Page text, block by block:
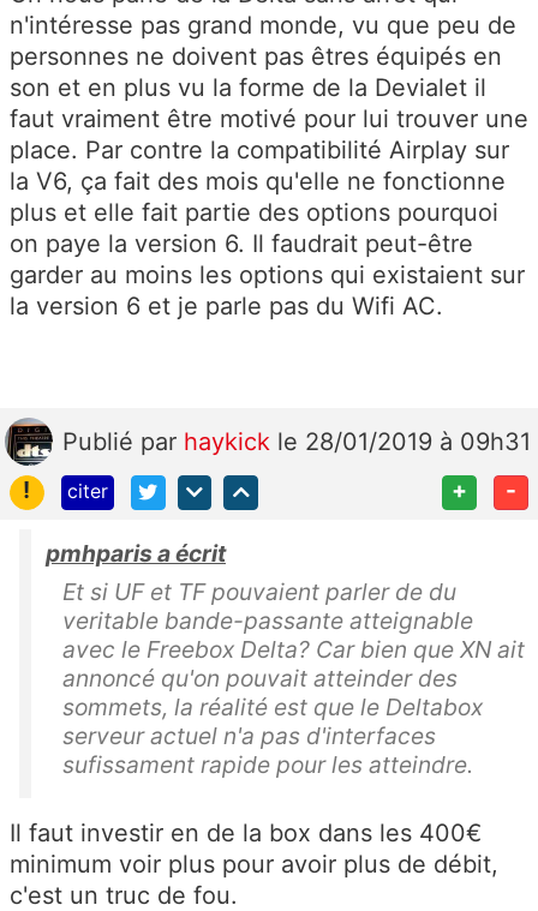
n'intéresse pas grand monde, vu que peu de
personnes ne doivent pas êtres équipés en
son et en plus vu la forme de la Devialet il
faut vraiment être motivé pour lui trouver une
place. Par contre la compatibilité Airplay sur
la V6, ça fait des mois qu'elle ne fonctionne
plus et elle fait partie des options pourquoi
on paye la version 6. Il faudrait peut-être
garder au moins les options qui existaient sur
la version 6 et je parle pas du Wifi AC.
Publié par haykick le 28/01/2019 à 09h31
!
citer + -
pmhparis a écrit
Et si UF et TF pouvaient parler de du
veritable bande-passante atteignable
avec le Freebox Delta? Car bien que XN ait
annoncé qu'on pouvait atteinder des
sommets, la réalité est que le Deltabox
serveur actuel n'a pas d'interfaces
sufissament rapide pour les atteindre.
Il faut investir en de la box dans les 400€
minimum voir plus pour avoir plus de débit,
c'est un truc de fou.